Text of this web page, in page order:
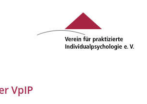
VpIP